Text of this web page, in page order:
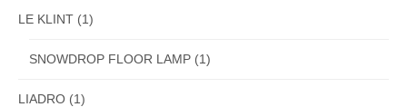
LE KLINT (1)
SNOWDROP FLOOR LAMP (1)
LIADRO (1)